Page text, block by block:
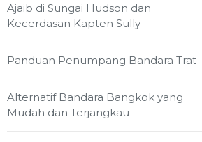
Ajaib di Sungai Hudson dan
Kecerdasan Kapten Sully
Panduan Penumpang Bandara Trat
Alternatif Bandara Bangkok yang
Mudah dan Terjangkau